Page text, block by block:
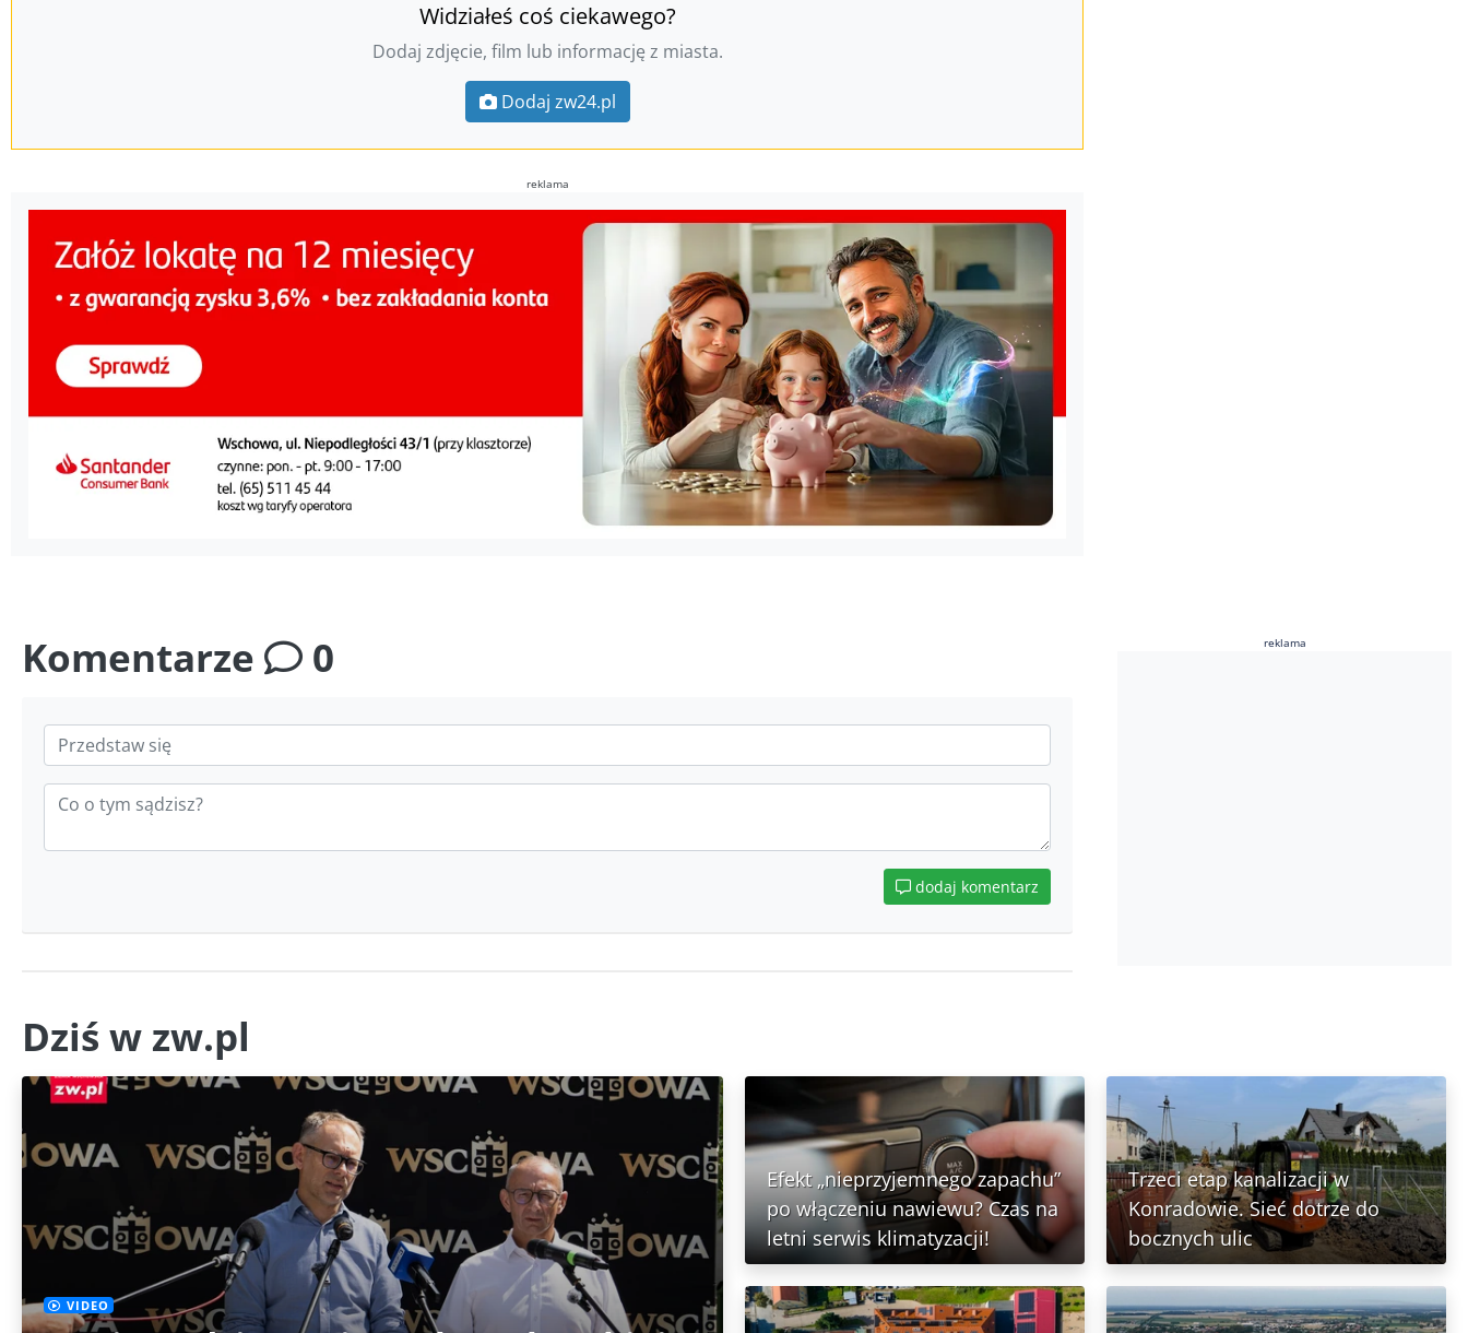
Widziałeś coś ciekawego?
Dodaj zdjęcie, film lub informację z miasta.
Dodaj zw24.pl
reklama
Komentarze 0
dodaj komentarz
reklama
Dziś w zw.pl
VIDEO
Efekt „nieprzyjemnego zapachu”
po włączeniu nawiewu? Czas na
letni serwis klimatyzacji!
Trzeci etap kanalizacji w
Konradowie. Sieć dotrze do
bocznych ulic